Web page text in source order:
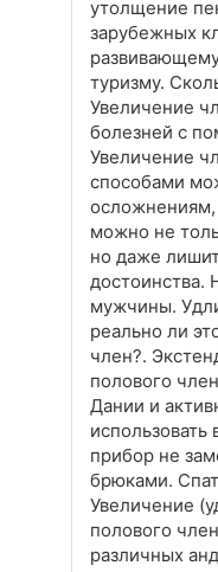
утолщение
зарубежных
туризму.
Увеличение
болезней с
Увеличение
способами
осложнениям,
можно не
но даже
достоинства.
мужчины.
реально ли
член?.
полового
Дании и
прибор не
брюками.
Увеличение
полового
различных